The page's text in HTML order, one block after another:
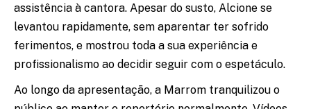
assistência à cantora. Apesar do susto, Alcione se
levantou rapidamente, sem aparentar ter sofrido
ferimentos, e mostrou toda a sua experiência e
profissionalismo ao decidir seguir com o espetáculo.
Ao longo da apresentação, a Marrom tranquilizou o